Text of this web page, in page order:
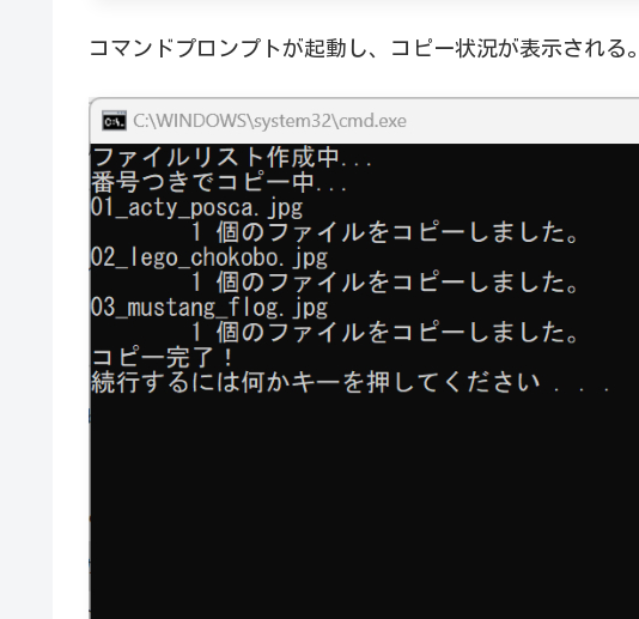
コマンドプロンプトが起動し、コピー状況が表示される。